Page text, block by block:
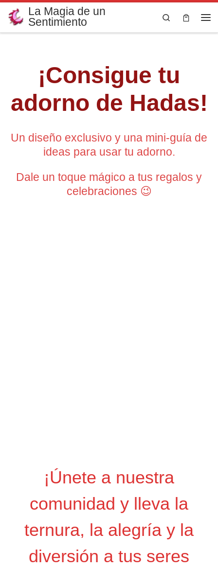
Saltar al contenido
La Magia de un
Sentimiento
Search
¡Consigue tu
adorno de Hadas!
Un diseño exclusivo y una mini-guía de
ideas para usar tu adorno.
Dale un toque mágico a tus regalos y
celebraciones 😉
¡Únete a nuestra
comunidad y lleva la
ternura, la alegría y la
diversión a tus seres